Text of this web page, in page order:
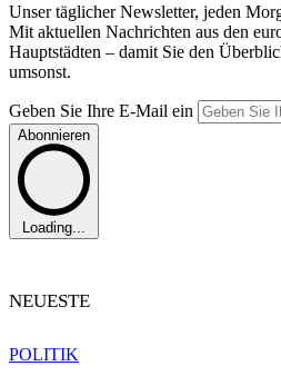
Unser täglicher Newsletter, jeden
Mit aktuellen Nachrichten aus den
Hauptstädten – damit Sie den
umsonst.
Geben Sie Ihre E-Mail ein
Abonnieren
Loading...
NEUESTE
POLITIK